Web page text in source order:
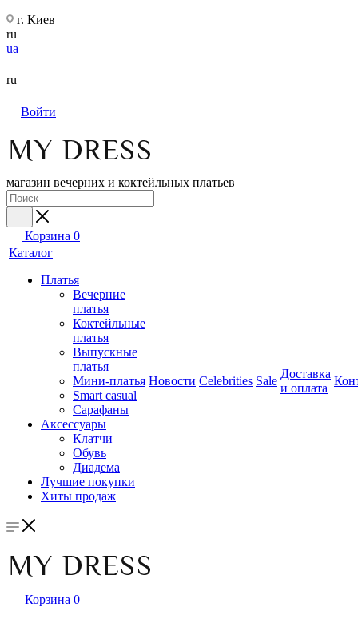
г. Киев
ru
ua
ru
Войти
магазин вечерних и коктейльных платьев
Корзина 0
Каталог
Платья
Вечерние
платья
Коктейльные
платья
Выпускные
платья
Мини-платья
Smart casual
Сарафаны
Аксессуары
Клатчи
Обувь
Диадема
Лучшие покупки
Хиты продаж
Новости Celebrities Sale
Доставка
и оплата
Корзина 0